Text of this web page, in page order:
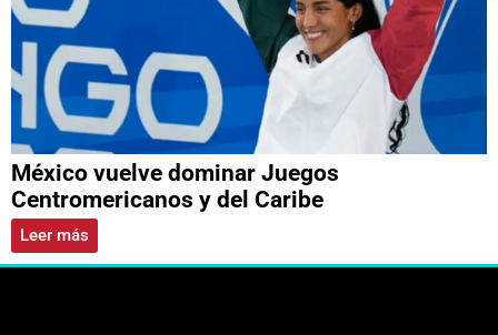
México vuelve dominar Juegos
Centromericanos y del Caribe
Leer más